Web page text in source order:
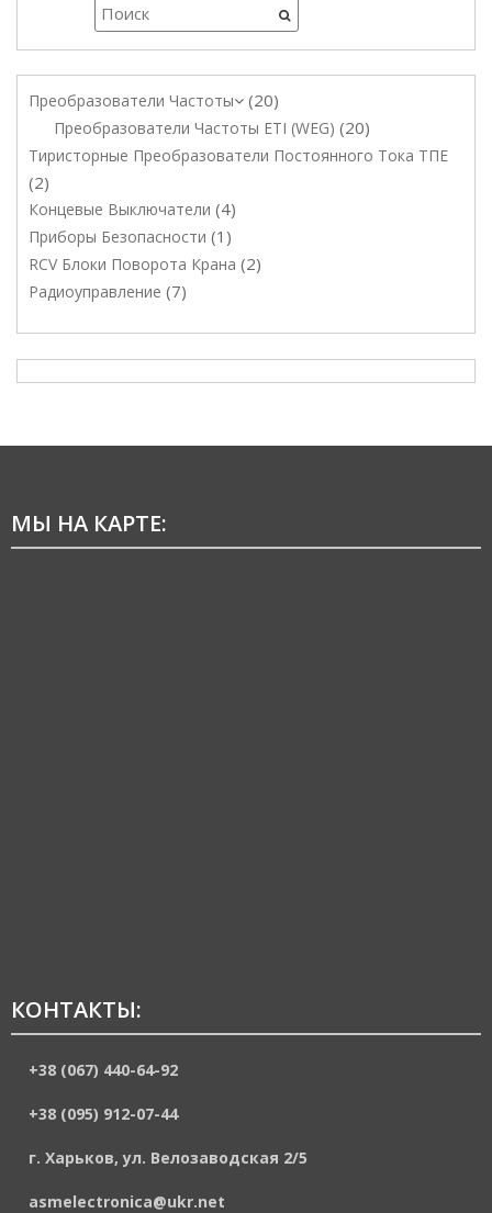
Преобразователи Частоты 20
Преобразователи Частоты ETI (WEG) 20
Тиристорные Преобразователи Постоянного Тока ТПЕ
2
Концевые Выключатели 4
Приборы Безопасности 1
RCV Блоки Поворота Крана 2
Радиоуправление 7
МЫ НА КАРТЕ:
КОНТАКТЫ:
+38 (067) 440-64-92
+38 (095) 912-07-44
г. Харьков, ул. Велозаводская 2/5
asmelectronica@ukr.net